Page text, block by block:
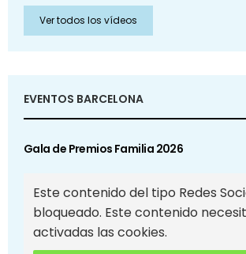
Ver todos los vídeos
EVENTOS BARCELONA
Gala de Premios Familia 2026
Este contenido del tipo Redes
bloqueado. Este contenido
activadas las cookies.